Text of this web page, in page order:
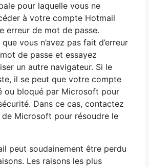
pour laquelle vous ne
à votre compte Hotmail
erreur de mot de passe.
vous n’avez pas fait d’erreur
de passe et essayez
un autre navigateur. Si le
il se peut que votre compte
ou bloqué par Microsoft pour
Dans ce cas, contactez
Microsoft pour résoudre le
peut soudainement être perdu
Les raisons les plus